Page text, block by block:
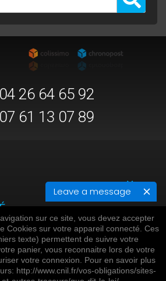
Leave a message
04 26 64 65 92
07 61 13 07 89
sur ce site, vous devez accepter
Cookies sur votre appareil connecté. Ces
texte) permettent de suivre votre
panier, vous reconnaitre lors de votre
votre connexion. Pour en savoir plus
http://www.cnil.fr/vos-obligations/sites-